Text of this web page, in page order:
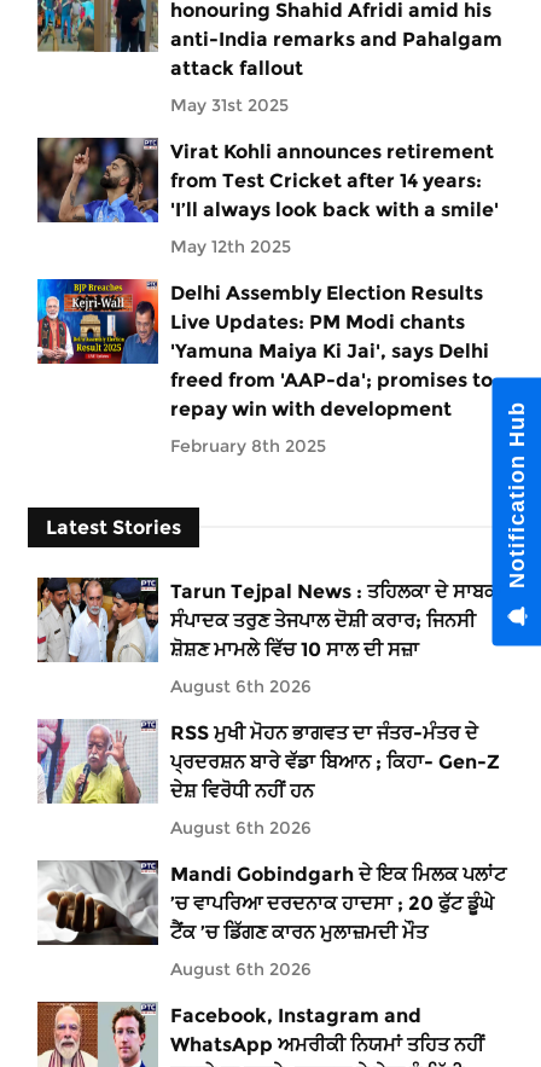
honouring Shahid Afridi amid his
anti-India remarks and Pahalgam
attack fallout
May 31st 2025
Virat Kohli announces retirement
from Test Cricket after 14 years:
'I’ll always look back with a smile'
May 12th 2025
Delhi Assembly Election Results
Live Updates: PM Modi chants
'Yamuna Maiya Ki Jai', says Delhi
freed from 'AAP-da'; promises to
repay win with development
February 8th 2025
Latest Stories
Tarun Tejpal News : ਤਹਿਲਕਾ ਦੇ ਸਾਬਕਾ
ਸੰਪਾਦਕ ਤਰੁਣ ਤੇਜਪਾਲ ਦੋਸ਼ੀ ਕਰਾਰ; ਜਿਨਸੀ
ਸ਼ੋਸ਼ਣ ਮਾਮਲੇ ਵਿੱਚ 10 ਸਾਲ ਦੀ ਸਜ਼ਾ
August 6th 2026
RSS ਮੁਖੀ ਮੋਹਨ ਭਾਗਵਤ ਦਾ ਜੰਤਰ-ਮੰਤਰ ਦੇ
ਪ੍ਰਦਰਸ਼ਨ ਬਾਰੇ ਵੱਡਾ ਬਿਆਨ ; ਕਿਹਾ- Gen-Z
ਦੇਸ਼ ਵਿਰੋਧੀ ਨਹੀਂ ਹਨ
August 6th 2026
Mandi Gobindgarh ਦੇ ਇਕ ਮਿਲਕ ਪਲਾਂਟ
’ਚ ਵਾਪਰਿਆ ਦਰਦਨਾਕ ਹਾਦਸਾ ; 20 ਫੁੱਟ ਡੂੰਘੇ
ਟੈਂਕ ’ਚ ਡਿੱਗਣ ਕਾਰਨ ਮੁਲਾਜ਼ਮਦੀ ਮੌਤ
August 6th 2026
Facebook, Instagram and
WhatsApp ਅਮਰੀਕੀ ਨਿਯਮਾਂ ਤਹਿਤ ਨਹੀਂ
Notification Hub